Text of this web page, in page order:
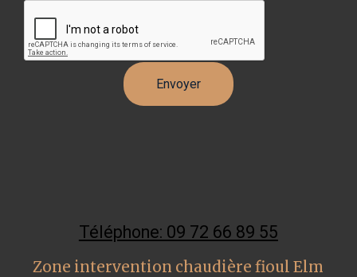
Téléphone: 09 72 66 89 55
Zone intervention chaudière fioul Elm